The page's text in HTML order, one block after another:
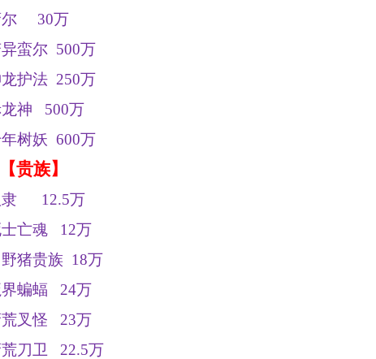
30万
蛮尔 500万
护法 250万
神 500万
树妖 600万
【贵族】
12.5万
亡魂 12万
猪贵族 18万
蝙蝠 24万
叉怪 23万
刀卫
22.5万